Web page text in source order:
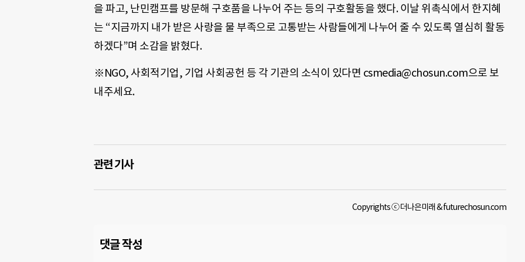
을 파고, 난민캠프를 방문해 구호품을 나누어 주는 등의 구호활동을 했다. 이날 위촉식에서 한지혜
는 “지금까지 내가 받은 사랑을 물 부족으로 고통받는 사람들에게 나누어 줄 수 있도록 열심히 활동
하겠다”며 소감을 밝혔다.
※NGO, 사회적기업, 기업 사회공헌 등 각 기관의 소식이 있다면 csmedia@chosun.com으로 보
내주세요.
관련 기사
Copyrights ⓒ 더나은미래 & futurechosun.com
댓글 작성